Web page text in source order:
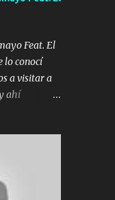
cantando
se
me han
no sepan
Feat. El
lo conocí
a visitar a
ahí
La C giró la
firmes